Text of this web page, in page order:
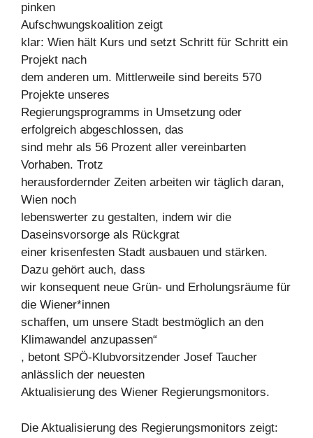
pinken
Aufschwungskoalition zeigt
klar: Wien hält Kurs und setzt Schritt für Schritt ein
Projekt nach
dem anderen um. Mittlerweile sind bereits 570
Projekte unseres
Regierungsprogramms in Umsetzung oder
erfolgreich abgeschlossen, das
sind mehr als 56 Prozent aller vereinbarten
Vorhaben. Trotz
herausfordernder Zeiten arbeiten wir täglich daran,
Wien noch
lebenswerter zu gestalten, indem wir die
Daseinsvorsorge als Rückgrat
einer krisenfesten Stadt ausbauen und stärken.
Dazu gehört auch, dass
wir konsequent neue Grün- und Erholungsräume für
die Wiener*innen
schaffen, um unsere Stadt bestmöglich an den
Klimawandel anzupassen“
, betont SPÖ-Klubvorsitzender Josef Taucher
anlässlich der neuesten
Aktualisierung des Wiener Regierungsmonitors.
Die Aktualisierung des Regierungsmonitors zeigt: